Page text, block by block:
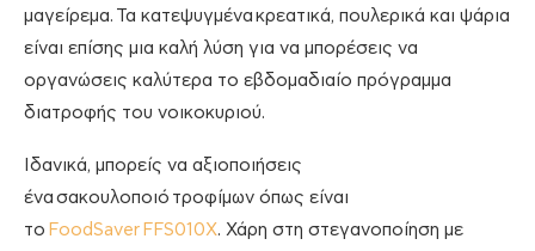
μαγείρεμα. Τα κατεψυγμένα κρεατικά, πουλερικά και ψάρια
είναι επίσης μια καλή λύση για να μπορέσεις να
οργανώσεις καλύτερα το εβδομαδιαίο πρόγραμμα
διατροφής του νοικοκυριού.
Ιδανικά, μπορείς να αξιοποιήσεις
ένα σακουλοποιό τροφίμων όπως είναι
το FoodSaver FFS010X. Χάρη στη στεγανοποίηση με